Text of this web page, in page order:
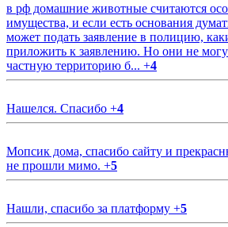
в рф домашние животные считаются
имущества, и если есть основания
может подать заявление в полицию,
приложить к заявлению. Но они не
частную территорию б... +4
Нашелся. Спасибо +4
Мопсик дома, спасибо сайту и
не прошли мимо. +5
Нашли, спасибо за платформу +5